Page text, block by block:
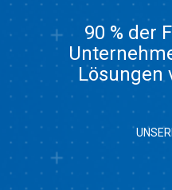
90 % der
Lösungen